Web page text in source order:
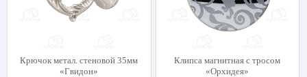
Крючок метал. стеновой 35мм
«Гвидон»
Клипса магнитная с тросом
«Орхидея»